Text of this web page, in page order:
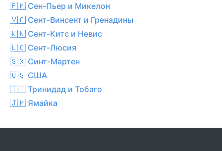
🇵🇲 Сен-Пьер и Микелон
🇻🇨 Сент-Винсент и Гренадины
🇰🇳 Сент-Китс и Невис
🇱🇨 Сент-Люсия
🇸🇽 Синт-Мартен
🇺🇸 США
🇹🇹 Тринидад и Тобаго
🇯🇲 Ямайка